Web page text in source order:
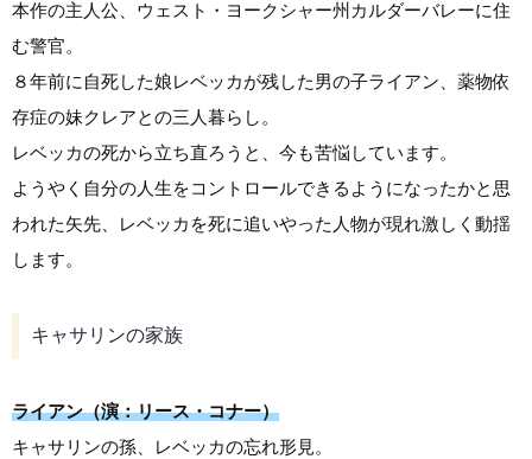
本作の主人公、ウェスト・ヨークシャー州カルダーバレーに住
む警官。
８年前に自死した娘レベッカが残した男の子ライアン、薬物依
存症の妹クレアとの三人暮らし。
レベッカの死から立ち直ろうと、今も苦悩しています。
ようやく自分の人生をコントロールできるようになったかと思
われた矢先、レベッカを死に追いやった人物が現れ激しく動揺
します。
キャサリンの家族
ライアン（演：リース・コナー）
キャサリンの孫、レベッカの忘れ形見。